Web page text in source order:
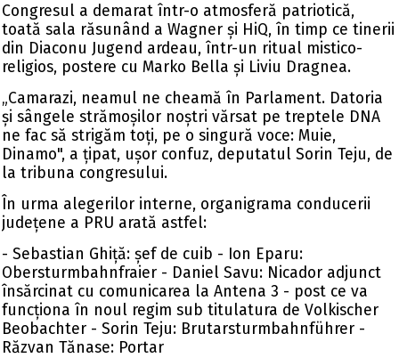
Congresul a demarat într-o atmosferă patriotică,
toată sala răsunând a Wagner și HiQ, în timp ce tinerii
din Diaconu Jugend ardeau, într-un ritual mistico-
religios, postere cu Marko Bella și Liviu Dragnea.
„Camarazi, neamul ne cheamă în Parlament. Datoria
și sângele strămoșilor noștri vărsat pe treptele DNA
ne fac să strigăm toți, pe o singură voce: Muie,
Dinamo", a țipat, ușor confuz, deputatul Sorin Teju, de
la tribuna congresului.
În urma alegerilor interne, organigrama conducerii
județene a PRU arată astfel:
- Sebastian Ghiță: șef de cuib - Ion Eparu:
Obersturmbahnfraier - Daniel Savu: Nicador adjunct
însărcinat cu comunicarea la Antena 3 - post ce va
funcționa în noul regim sub titulatura de Volkischer
Beobachter - Sorin Teju: Brutarsturmbahnführer -
Răzvan Tănase: Portar